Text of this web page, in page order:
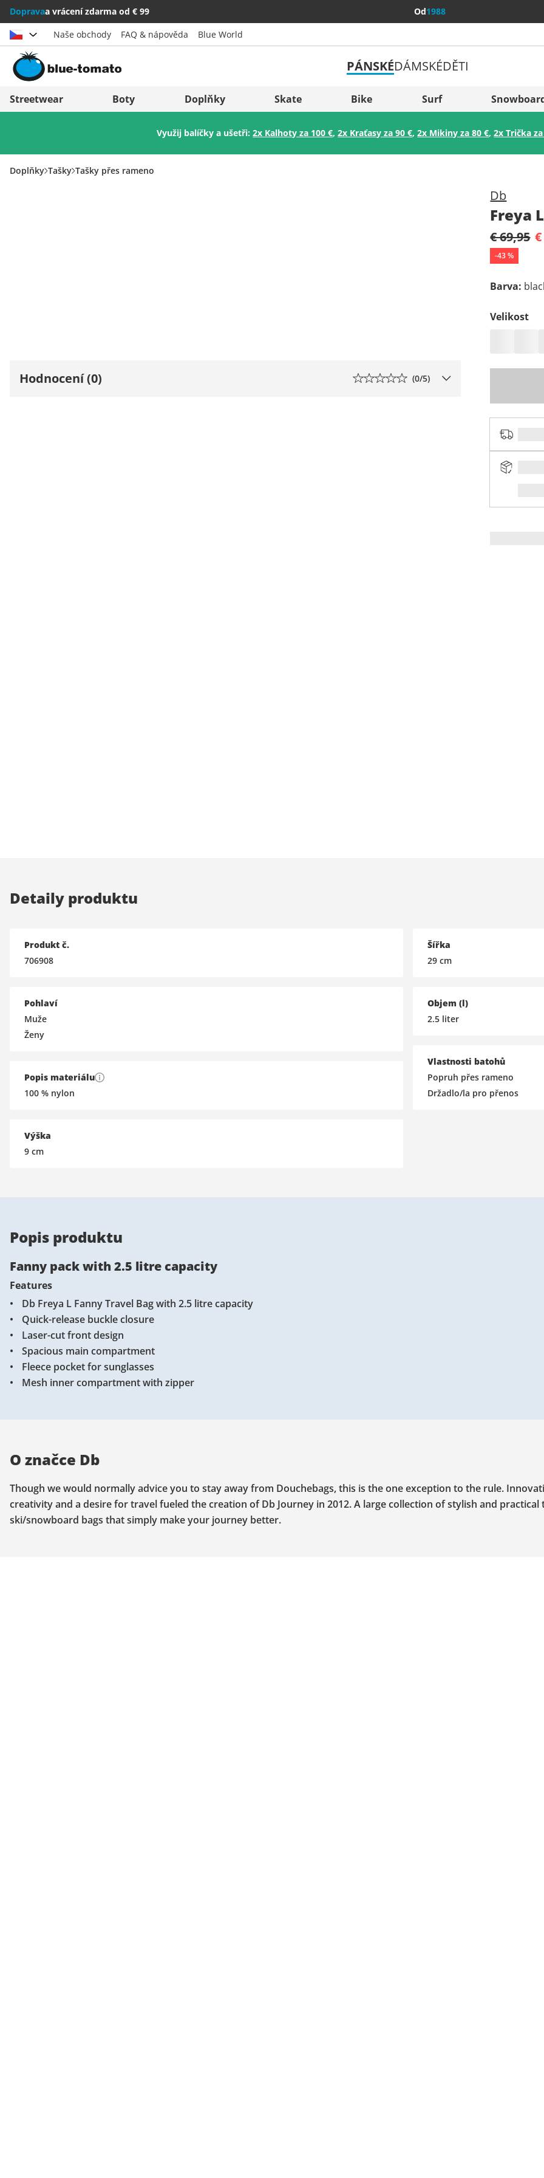
Dopravaa vrácení zdarma od € 99 Od1988
Vybrat zemi
Österreich
Italia (Italiano)
Italien (Deutsch)
Slovenija
België (Nederlands)
Naše obchody FAQ & nápověda Blue World
PÁNSKÉDÁMSKÉDĚTI
Streetwear Boty Doplňky Skate Bike Surf
Využij balíčky a ušetři:2x Kalhoty za 100 €,2x Kraťasy za 90 €,2x Mikiny za 80 €,2x Trička
Doplňky Tašky Tašky přes rameno
Db
Freya
€ 69,95
-43%
Barva:
Velikost
Hodnocení (0) (0/5)
Detaily produktu
Produkt č.
706908
Pohlaví
Muže
Ženy
Popis materiálu
100 % nylon
Výška
9 cm
Šířka
29 cm
Objem (l)
2.5 liter
Vlastnosti batohů
Popruh přes rameno
Držadlo/la pro přenos
Popis produktu
Fanny pack with 2.5 litre capacity
Features
Db Freya L Fanny Travel Bag with 2.5 litre capacity
Quick-release buckle closure
Laser-cut front design
Spacious main compartment
Fleece pocket for sunglasses
Mesh inner compartment with zipper
O značce Db
Though we would normally advice you to stay away from Douchebags, this is the one exception to the rule.
creativity and a desire for travel fueled the creation of Db Journey in 2012. A large collection of stylish and practical
ski/snowboard bags that simply make your journey better.